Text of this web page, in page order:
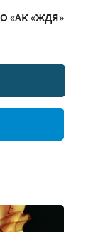
«АК «ЖДЯ»